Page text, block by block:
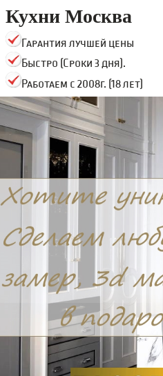
Кухни Москва
Гарантия лучшей цены
Быстро (Сроки 3 дня).
Работаем с 2008г. (18 лет)